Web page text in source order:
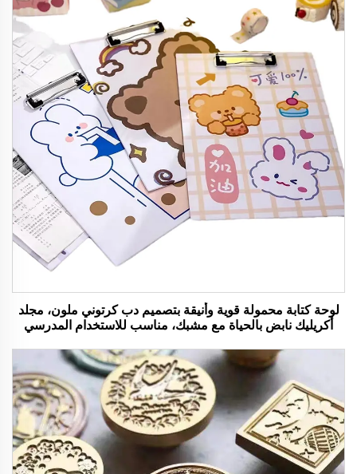
لوحة كتابة محمولة قوية وأنيقة بتصميم دب كرتوني ملون، مجلد
أكريليك نابض بالحياة مع مشبك، مناسب للاستخدام المدرسي